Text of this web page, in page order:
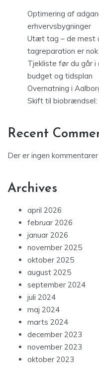
Optimering af
erhvervsbygninger
Utæt tag – de mest
tagreparation er nok
Tjekliste før du går i
budget og tidsplan
Overnatning i
Skift til biobrændsel:
Recent
Der er ingen
Archives
april 2026
februar 2026
januar 2026
november 2025
oktober 2025
august 2025
september 2024
juli 2024
maj 2024
marts 2024
december 2023
november 2023
oktober 2023